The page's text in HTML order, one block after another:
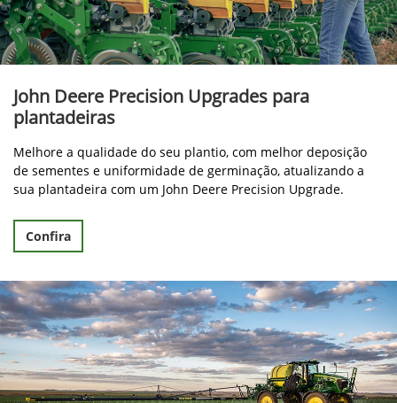
John Deere Precision Upgrades para
plantadeiras
de sementes e uniformidade de germinação, atualizando a
sua plantadeira com um John Deere Precision Upgrade.
Confira